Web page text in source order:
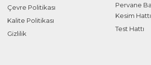
Çevre Politikası
Kalite Politikası
Gizlilik
Pervane
Kesim Hattı
Test Hattı